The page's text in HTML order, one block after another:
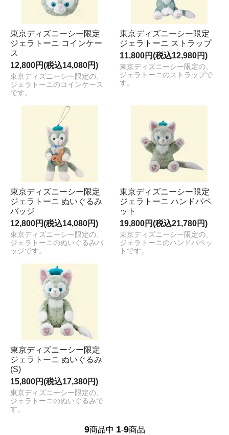
東京ディズニーシー限定
ジェラトーニ コインケー
ス
12,800円(税込14,080円)
東京ディズニーシー限定の、
ジェラトーニのコインケース
です。
東京ディズニーシー限定
ジェラトーニ ストラップ
11,800円(税込12,980円)
東京ディズニーシー限定の、
ジェラトーニのストラップで
す。
東京ディズニーシー限定
ジェラトーニ ぬいぐるみ
バッジ
12,800円(税込14,080円)
東京ディズニーシー限定の、
ジェラトーニのぬいぐるみバ
ッジです。
東京ディズニーシー限定
ジェラトーニ ハンドパペ
ット
19,800円(税込21,780円)
東京ディズニーシー限定の、
ジェラトーニのハンドパペッ
トです。
東京ディズニーシー限定
ジェラトーニ ぬいぐるみ
(S)
15,800円(税込17,380円)
東京ディズニーシー限定の、
ジェラトーニのぬいぐるみで
す。
9商品中 1-9商品